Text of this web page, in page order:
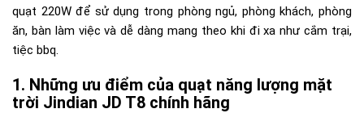
quạt 220W để sử dụng trong phòng ngủ, phòng khách, phòng
ăn, bàn làm việc và dễ dàng mang theo khi đi xa như cắm trại,
tiệc bbq.
Những ưu điểm của quạt năng lượng mặt
trời Jindian JD T8 chính hãng